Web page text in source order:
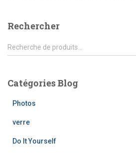
Rechercher
R
e
e
Recherche de produits…
Catégories Blog
Photos
verre
Do It Yourself